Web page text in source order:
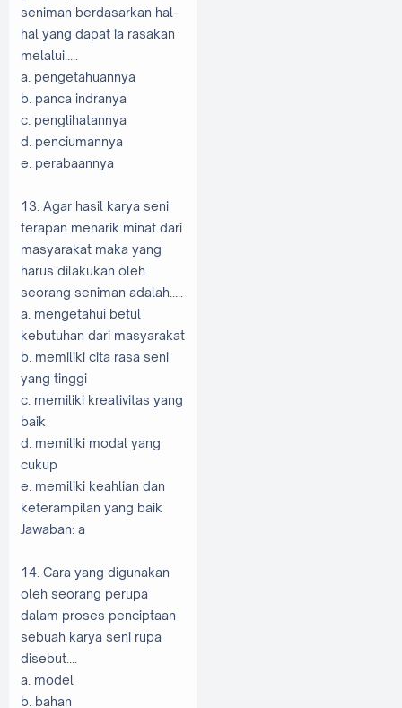
seniman berdasarkan hal-
hal yang dapat ia rasakan
melalui.....
a. pengetahuannya
b. panca indranya
c. penglihatannya
d. penciumannya
e. perabaannya
13. Agar hasil karya seni
terapan menarik minat dari
masyarakat maka yang
harus dilakukan oleh
seorang seniman adalah.....
a. mengetahui betul
kebutuhan dari masyarakat
b. memiliki cita rasa seni
yang tinggi
c. memiliki kreativitas yang
baik
d. memiliki modal yang
cukup
e. memiliki keahlian dan
keterampilan yang baik
Jawaban: a
14. Cara yang digunakan
oleh seorang perupa
dalam proses penciptaan
sebuah karya seni rupa
disebut....
a. model
b. bahan